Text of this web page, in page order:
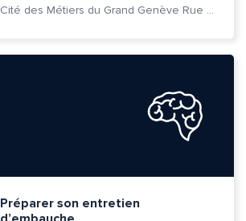
Cité des Métiers du Grand Genève Rue Prévost-Martin 6 1205 Genève
Préparer son entretien